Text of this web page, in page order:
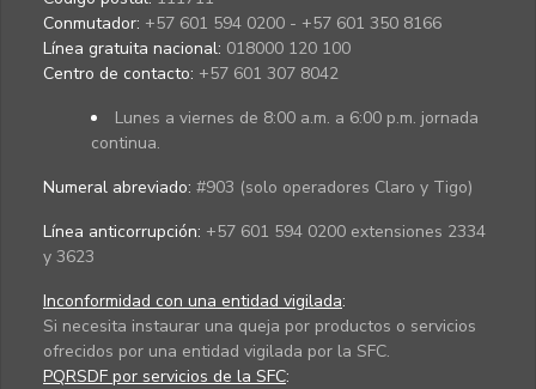
Conmutador: +57 601 594 0200 - +57 601 350 8166
Línea gratuita nacional: 018000 120 100
Centro de contacto: +57 601 307 8042
Lunes a viernes de 8:00 a.m. a 6:00 p.m. jornada
continua.
Numeral abreviado: #903 (solo operadores Claro y Tigo)
Línea anticorrupción: +57 601 594 0200 extensiones 2334
y 3623
Inconformidad con una entidad vigilada:
Si necesita instaurar una queja por productos o servicios
ofrecidos por una entidad vigilada por la SFC.
PQRSDF por servicios de la SFC: